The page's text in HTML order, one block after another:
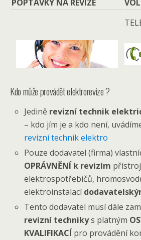
POPTÁVKY NA REVIZE
Kdo může provádět elektrorevize ?
Jedině revizní technik
– kdo jím je a kdo není,
revizní technik elektro
Pouze dodavatel (firma)
OPRÁVNĚNÍ k revizím
elektrospotřebičů,
elektroinstalací
Tento dodavatel musí dále
revizní technikys platným
KVALIFIKACÍ pro provádění